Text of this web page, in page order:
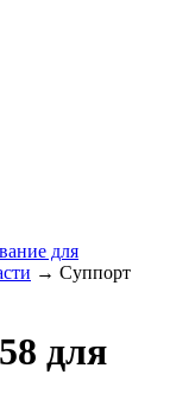
для
→ Суппорт
для